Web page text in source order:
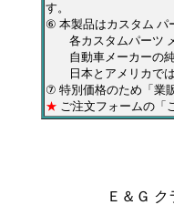
す。
⑥ 本製品はカスタム パ
各カスタムパーツ メ
自動車メーカーの純
日本とアメリカでは
⑦ 特別価格のため「業
★ ご注文フォームの「
Ｅ＆Ｇ